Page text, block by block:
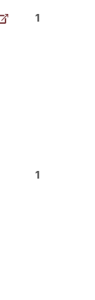
1
1